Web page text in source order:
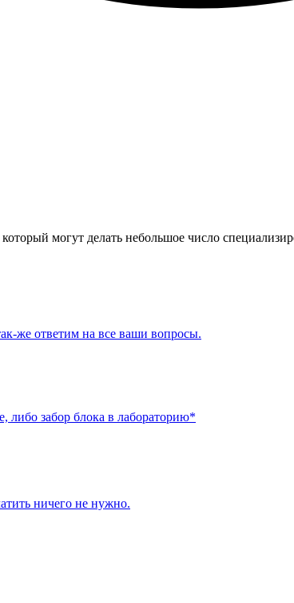
могут делать небольшое число
же ответим на все ваши вопросы.
либо забор блока в лабораторию*
ничего не нужно.